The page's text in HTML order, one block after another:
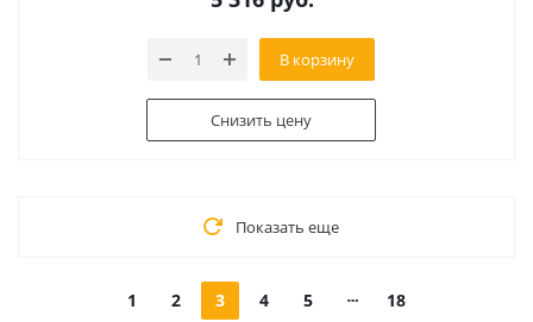
В корзину
Снизить цену
Показать еще
1 2 3 4 5 18